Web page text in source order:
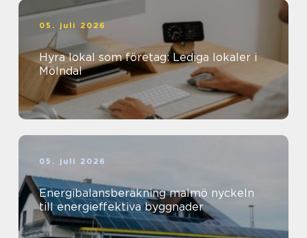
05. juli 2026
Hyra lokal som företag: Lediga lokaler i
Mölndal
05. juli 2026
Energibalansberäkning malmö nyckeln
till energieffektiva byggnader